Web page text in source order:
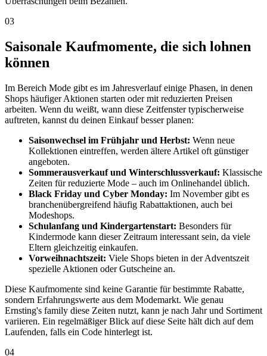
03
Saisonale Kaufmomente, die sich lohnen
können
Im Bereich Mode gibt es im Jahresverlauf einige Phasen, in denen
Shops häufiger Aktionen starten oder mit reduzierten Preisen
arbeiten. Wenn du weißt, wann diese Zeitfenster typischerweise
auftreten, kannst du deinen Einkauf besser planen:
Saisonwechsel im Frühjahr und Herbst: Wenn neue
Kollektionen eintreffen, werden ältere Artikel oft günstiger
angeboten.
Sommerausverkauf und Winterschlussverkauf: Klassische
Zeiten für reduzierte Mode – auch im Onlinehandel üblich.
Black Friday und Cyber Monday: Im November gibt es
branchenübergreifend häufig Rabattaktionen, auch bei
Modeshops.
Schulanfang und Kindergartenstart: Besonders für
Kindermode kann dieser Zeitraum interessant sein, da viele
Eltern gleichzeitig einkaufen.
Vorweihnachtszeit: Viele Shops bieten in der Adventszeit
spezielle Aktionen oder Gutscheine an.
Diese Kaufmomente sind keine Garantie für bestimmte Rabatte,
sondern Erfahrungswerte aus dem Modemarkt. Wie genau
Ernsting's family diese Zeiten nutzt, kann je nach Jahr und Sortiment
variieren. Ein regelmäßiger Blick auf diese Seite hält dich auf dem
Laufenden, falls ein Code hinterlegt ist.
04